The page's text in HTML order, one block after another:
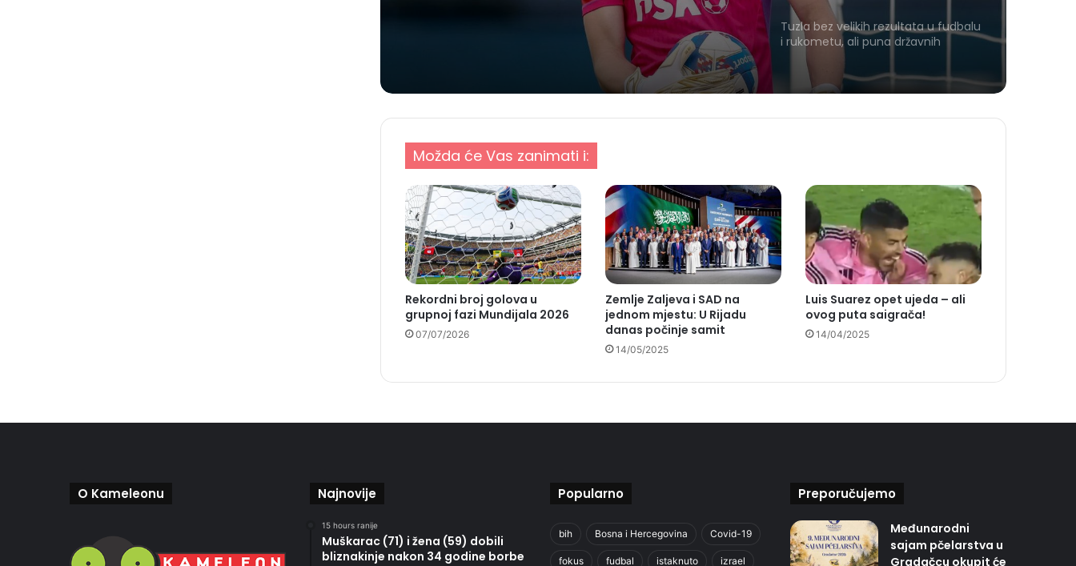
Tuzla bez velikih rezultata u fudbalu
i rukometu, ali puna državnih
naš grad?
Možda će Vas zanimati i:
Rekordni broj golova u
grupnoj fazi Mundijala 2026
07/07/2026
Zemlje Zaljeva i SAD na
jednom mjestu: U Rijadu
danas počinje samit
14/05/2025
Luis Suarez opet ujeda – ali
ovog puta saigrača!
14/04/2025
O Kameleonu Najnovije
15 hours ranije
Muškarac (71) i žena (59) dobili
bliznakinje nakon 34 godine borbe
Popularno
bih Bosna i Hercegovina Covid-19
fokus fudbal istaknuto izrael
Preporučujemo
Međunarodni
sajam pčelarstva u
Gradačcu okupit će